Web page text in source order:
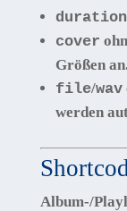
duration
cover
Größen
file/wav
werden
Album-/